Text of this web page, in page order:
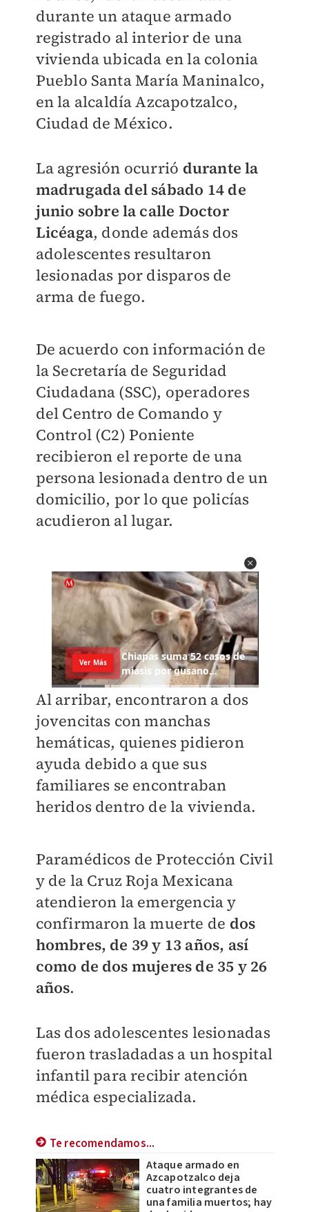
durante un ataque armado
registrado al interior de una
vivienda ubicada en la colonia
Pueblo Santa María Maninalco,
en la alcaldía Azcapotzalco,
Ciudad de México.
La agresión ocurrió durante la
madrugada del sábado 14 de
junio sobre la calle Doctor
Licéaga, donde además dos
adolescentes resultaron
lesionadas por disparos de
arma de fuego.
De acuerdo con información de
la Secretaría de Seguridad
Ciudadana (SSC), operadores
del Centro de Comando y
Control (C2) Poniente
recibieron el reporte de una
persona lesionada dentro de un
domicilio, por lo que policías
acudieron al lugar.
Al arribar, encontraron a dos
jovencitas con manchas
hemáticas, quienes pidieron
ayuda debido a que sus
familiares se encontraban
heridos dentro de la vivienda.
Paramédicos de Protección Civil
y de la Cruz Roja Mexicana
atendieron la emergencia y
confirmaron la muerte de dos
hombres, de 39 y 13 años, así
como de dos mujeres de 35 y 26
años.
Las dos adolescentes lesionadas
fueron trasladadas a un hospital
infantil para recibir atención
médica especializada.
Te recomendamos...
Ataque armado en
Azcapotzalco deja
cuatro integrantes de
una familia muertos; hay